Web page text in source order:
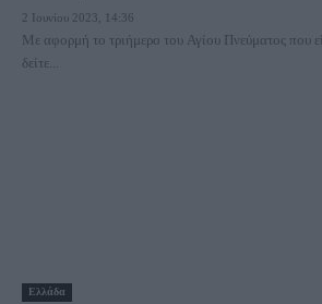
2 Ιουνίου 2023, 14:36
Με αφορμή το τριήμερο του Αγίου Πνεύματος που
δείτε...
Ελλάδα